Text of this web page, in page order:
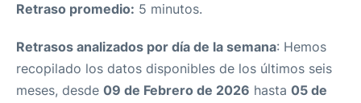
Retraso promedio: 5 minutos.
Retrasos analizados por día de la semana: Hemos
recopilado los datos disponibles de los últimos seis
meses, desde 09 de Febrero de 2026 hasta 05 de